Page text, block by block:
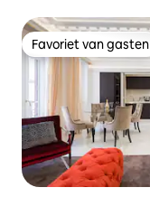
Favoriet van gasten
Favoriet van gasten